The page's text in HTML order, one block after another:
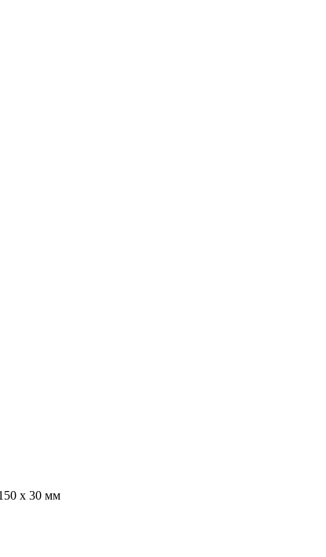
х 30 мм